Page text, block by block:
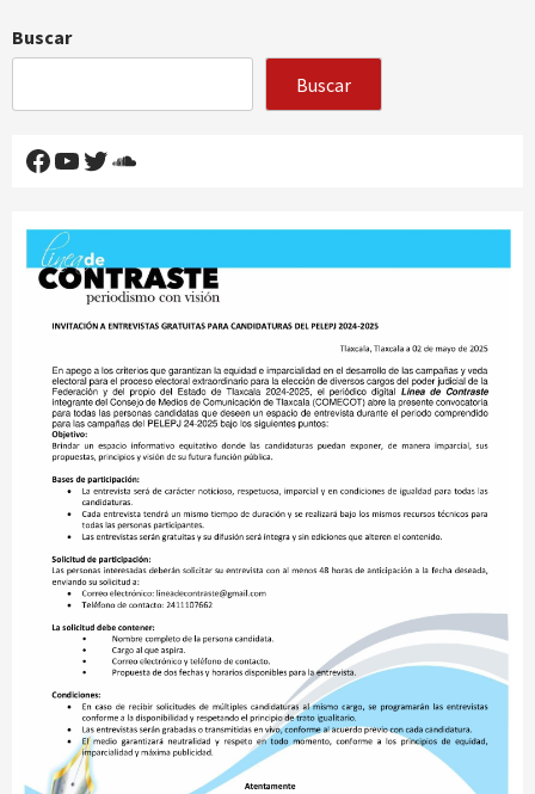
Buscar
Buscar
Facebook
YouTube
Twitter
SoundCloud